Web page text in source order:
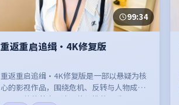
99:34
重返重启追缉·4K修复版
重返重启追缉·4K修复版是一部以悬疑为核
心的影视作品，围绕危机、反转与人物成长
展开，整体节奏紧凑，值得推荐观看。